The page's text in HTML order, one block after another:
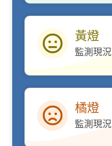
黃燈
黃燈
監測現況
橘燈
橘燈
監測現況